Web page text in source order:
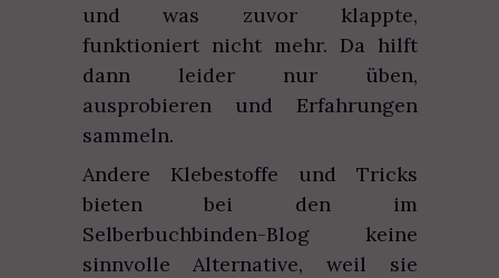
und was zuvor klappte,
funktioniert nicht mehr. Da hilft
dann leider nur üben,
ausprobieren und Erfahrungen
sammeln.
Andere Klebestoffe und Tricks
bieten bei den im
Selberbuchbinden-Blog keine
sinnvolle Alternative, weil sie